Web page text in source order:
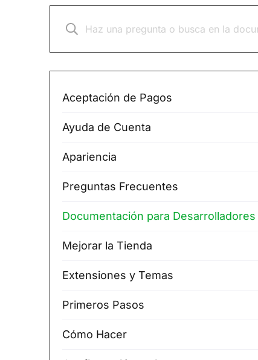
Aceptación de Pagos
Ayuda de Cuenta
Apariencia
Preguntas Frecuentes
Documentación para Desarrolladores
Mejorar la Tienda
Extensiones y Temas
Primeros Pasos
Cómo Hacer